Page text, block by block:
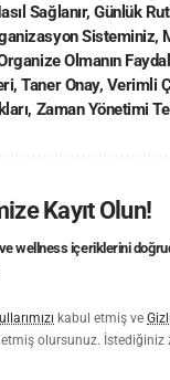
Sağlanır,Günlük
Sisteminiz,
Olmanın
,Taner Onay, Verimli
, Zaman Yönetimi
Kayıt Olun!
wellness içeriklerini
kabul etmiş ve
olursunuz.